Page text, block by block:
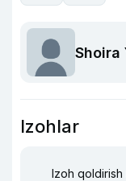
Shoira
Izohlar
Izoh qoldirish